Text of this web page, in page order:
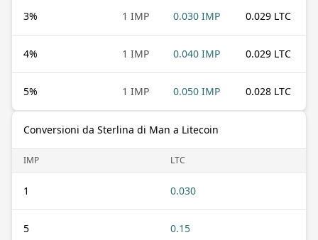
3% 1 IMP 0.030 IMP 0.029 LTC
4% 1 IMP 0.040 IMP 0.029 LTC
5% 1 IMP 0.050 IMP 0.028 LTC
Conversioni da Sterlina di Man a Litecoin
IMP LTC
1 0.030
5 0.15